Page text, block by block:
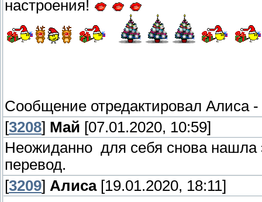
настроения!
Сообщение отредактировал Алиса-
[3208] Май [07.01.2020, 10:59]
Неожиданно для себя снова нашла
перевод.
[3209] Алиса[19.01.2020, 18:11]